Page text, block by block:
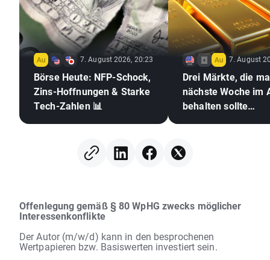
7. August 2026, 20:23
Börse Heute: NFP-Schock,
Zins-Hoffnungen & Starke
Tech-Zahlen 📊
7. August
Drei Märkte, die
nächste Woche im
behalten sollte
Offenlegung gemäß § 80 WpHG zwecks möglicher
Interessenkonflikte
Der Autor (m/w/d) kann in den besprochenen
Wertpapieren bzw. Basiswerten investiert sein.